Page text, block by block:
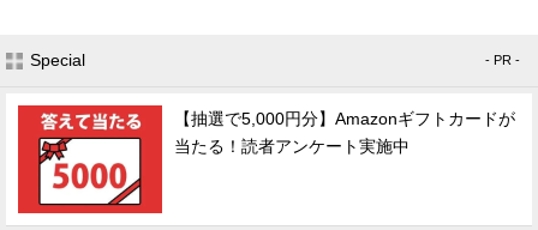
Special - PR -
【抽選で5,000円分】Amazonギフトカードが
当たる！読者アンケート実施中